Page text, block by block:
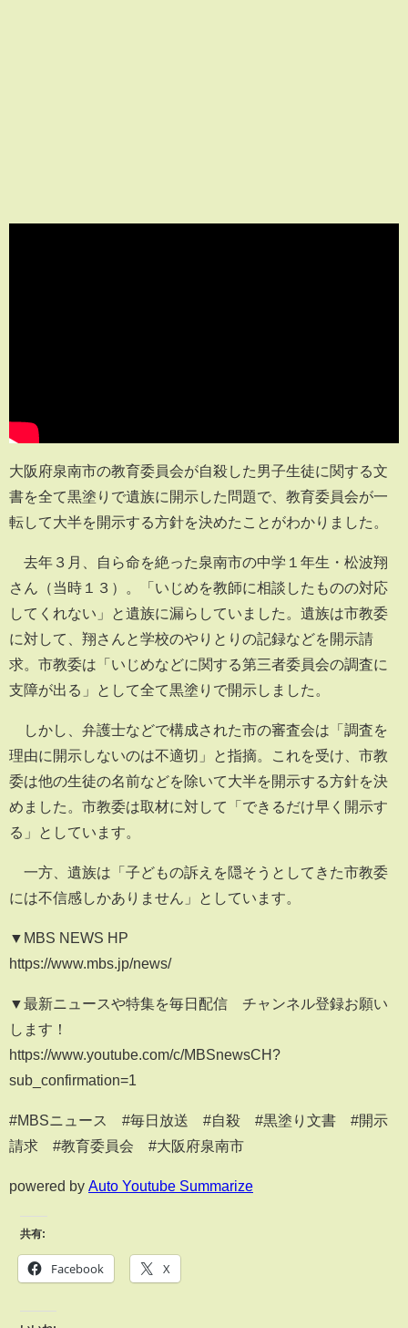
大阪府泉南市の教育委員会が自殺した男子生徒に関する文
書を全て黒塗りで遺族に開示した問題で、教育委員会が一
転して大半を開示する方針を決めたことがわかりました。
去年３月、自ら命を絶った泉南市の中学１年生・松波翔
さん（当時１３）。「いじめを教師に相談したものの対応
してくれない」と遺族に漏らしていました。遺族は市教委
に対して、翔さんと学校のやりとりの記録などを開示請
求。市教委は「いじめなどに関する第三者委員会の調査に
支障が出る」として全て黒塗りで開示しました。
しかし、弁護士などで構成された市の審査会は「調査を
理由に開示しないのは不適切」と指摘。これを受け、市教
委は他の生徒の名前などを除いて大半を開示する方針を決
めました。市教委は取材に対して「できるだけ早く開示す
る」としています。
一方、遺族は「子どもの訴えを隠そうとしてきた市教委
には不信感しかありません」としています。
▼MBS NEWS HP
https://www.mbs.jp/news/
▼最新ニュースや特集を毎日配信 チャンネル登録お願い
します！
https://www.youtube.com/c/MBSnewsCH?
sub_confirmation=1
#MBSニュース #毎日放送 #自殺 #黒塗り文書 #開示
請求 #教育委員会 #大阪府泉南市
powered by Auto Youtube Summarize
共有:
Facebook X